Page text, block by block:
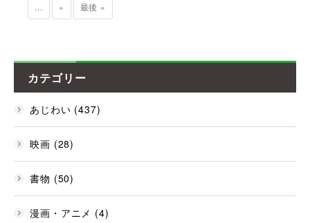
... » 最後 »
カテゴリー
あじわい (437)
映画 (28)
書物 (50)
漫画・アニメ (4)